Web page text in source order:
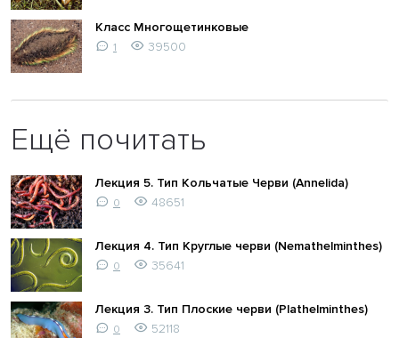
Класс Многощетинковые
1 39500
Ещё почитать
Лекция 5. Тип Кольчатые Черви (Annelida)
0 48651
Лекция 4. Тип Круглые черви (Nemathelminthes)
0 35641
Лекция 3. Тип Плоские черви (Plathelminthes)
0 52118